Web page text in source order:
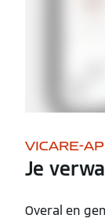
VICARE-
Je
Overal en